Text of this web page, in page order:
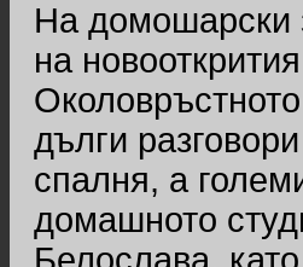
На домошарски
на
дълги
спалня, а
домашното